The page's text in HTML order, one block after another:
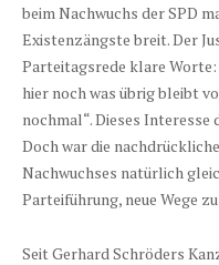
beim Nachwuchs der SPD
Existenzängste breit. Der
Parteitagsrede klare Worte:
hier noch was übrig bleibt
nochmal“. Dieses
Doch war die
Nachwuchses natürlich
Parteiführung, neue Wege
Seit Gerhard Schröders